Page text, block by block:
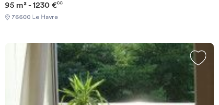
95 m² - 1230 €CC
76600 Le Havre